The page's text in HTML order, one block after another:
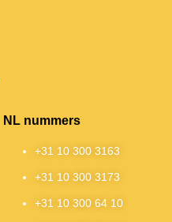
NL nummers
+31 10 300 3163
+31 10 300 3173
+31 10 300 64 10